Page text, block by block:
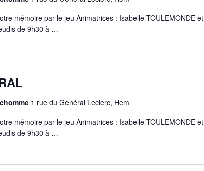
mémoire par le jeu Animatrices : Isabelle TOULEMONDE et
de 9h30 à …
1 rue du Général Leclerc, Hem
mémoire par le jeu Animatrices : Isabelle TOULEMONDE et
de 9h30 à …